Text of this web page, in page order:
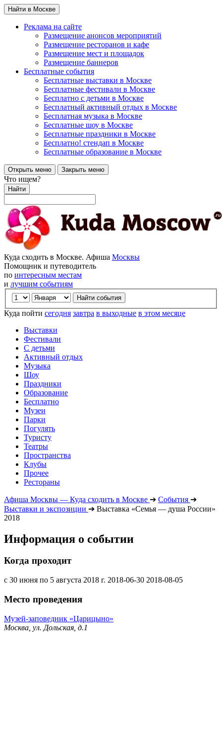
Найти в Москве
Реклама на сайте
Размещение анонсов мероприятий
Размещение ресторанов и кафе
Размещение мест и площадок
Размещение баннеров
Бесплатные события
Бесплатные выставки в Москве
Бесплатные фестивали в Москве
Бесплатно с детьми в Москве
Бесплатный активный отдых в Москве
Бесплатная музыка в Москве
Бесплатные шоу в Москве
Бесплатные праздники в Москве
Бесплатно! стендап в Москве
Бесплатные образование в Москве
Открыть меню Закрыть меню
Что ищем?
Найти
Куда сходить в Москве. Афиша Москвы
Помощник и путеводитель
по интересным местам
и лучшим событиям
Куда пойти сегодня завтра в выходные в этом месяце
Выставки
Фестивали
С детьми
Активный отдых
Музыка
Шоу
Праздники
Образование
Бесплатно
Музеи
Парки
Погулять
Туристу
Театры
Пространства
Клубы
Прочее
Рестораны
Афиша Москвы — Куда сходить в Москве ➔ События ➔
Выставки и экспозиции ➔ Выставка «Семья — душа России»
2018
Информация о событии
Когда проходит
с 30 июня по 5 августа 2018 г. 2018-06-30 2018-08-05
Место проведения
Музей-заповедник «Царицыно»
Москва, ул. Дольская, д.1